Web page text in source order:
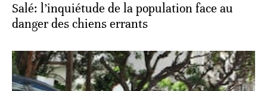
Salé: l’inquiétude de la population face au
danger des chiens errants